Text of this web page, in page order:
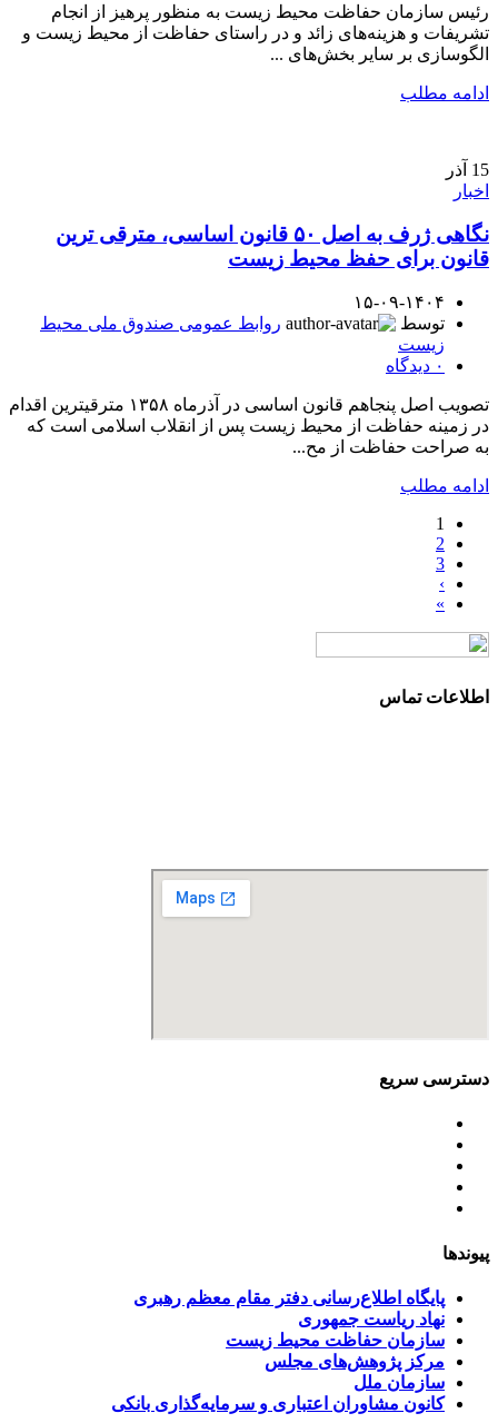
رئیس سازمان حفاظت محیط زیست به منظور پرهیز از انجام
تشریفات و هزینه‌های زائد و در راستای حفاظت از محیط زیست و
الگوسازی بر سایر بخش‌های ...
ادامه مطلب
15 آذر
اخبار
نگاهی ژرف به اصل ۵۰ قانون اساسی، مترقی ترین
قانون برای حفظ محیط زیست
۱۵-۰۹-۱۴۰۴
توسط
روابط عمومی صندوق ملی محیط
زیست
۰ دیدگاه
تصویب اصل پنجاهم قانون اساسی در آذرماه ۱۳۵۸ مترقیترین اقدام
در زمینه حفاظت از محیط زیست پس از انقلاب اسلامی است که
به صراحت حفاظت از مح...
ادامه مطلب
1
2
3
›
»
اطلاعات تماس
دسترسی سریع
پیوندها
پایگاه اطلاع‌رسانی دفتر مقام معظم رهبری
نهاد ریاست جمهوری
سازمان حفاظت محیط زیست
مرکز پژوهش‌های مجلس
سازمان ملل
کانون مشاوران اعتباری و سرمایه‌گذاری بانکی